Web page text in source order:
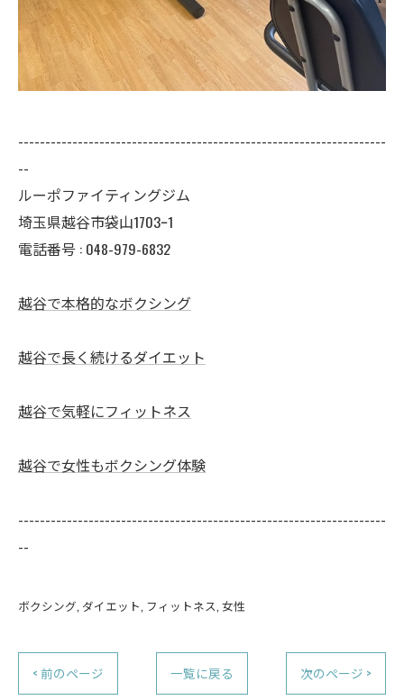
--------------------------------------------------------------------
--
ルーポファイティングジム
埼玉県越谷市袋山1703ｰ1
電話番号 : 048-979-6832
越谷で本格的なボクシング
越谷で長く続けるダイエット
越谷で気軽にフィットネス
越谷で女性もボクシング体験
--------------------------------------------------------------------
--
ボクシング ダイエット フィットネス 女性
< 前のページ 一覧に戻る 次のページ >